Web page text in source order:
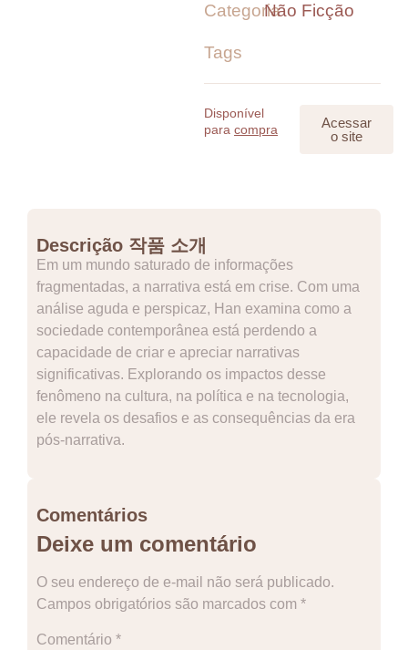
CategoriaNão Ficção
Tags
Disponível
para compra
Acessar
o site
Descrição 작품 소개
Em um mundo saturado de informações
fragmentadas, a narrativa está em crise. Com uma
análise aguda e perspicaz, Han examina como a
sociedade contemporânea está perdendo a
capacidade de criar e apreciar narrativas
significativas. Explorando os impactos desse
fenômeno na cultura, na política e na tecnologia,
ele revela os desafios e as consequências da era
pós-narrativa.
Comentários
Deixe um comentário
O seu endereço de e-mail não será publicado.
Campos obrigatórios são marcados com *
Comentário *